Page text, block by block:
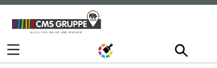
Zum
Inhalt
Zum
Navigationsmenü